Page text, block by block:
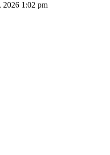
2026 1:02 pm